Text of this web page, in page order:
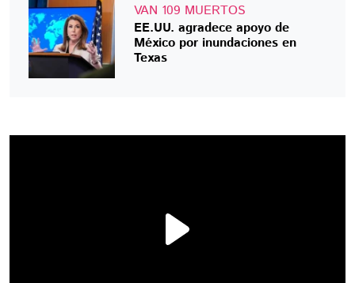
VAN 109 MUERTOS
EE.UU. agradece apoyo de
México por inundaciones en
Texas